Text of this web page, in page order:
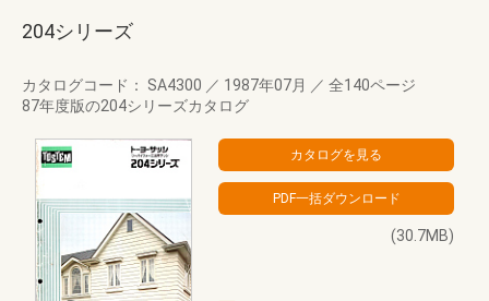
204シリーズ
カタログコード： SA4300 ／ 1987年07月 ／ 全140ページ
87年度版の204シリーズカタログ
(30.7MB)